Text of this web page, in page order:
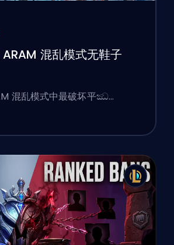
混乱模式无鞋子
混乱模式中最破坏平ඣ…